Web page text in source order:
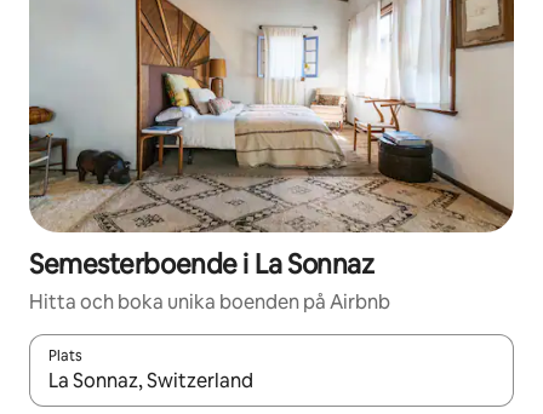
Semesterboende i La Sonnaz
Hitta och boka unika boenden på Airbnb
Plats
När resultaten är tillgängliga kan du navigera med upp- och